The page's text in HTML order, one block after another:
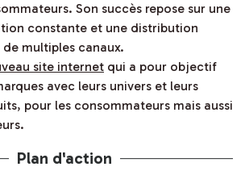
Son succès repose sur une
constante et une distribution
multiples canaux.
site internet qui a pour objectif
avec leurs univers et leurs
pour les consommateurs mais aussi
Plan d'action